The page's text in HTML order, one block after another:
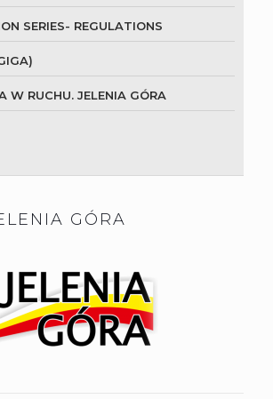
SERIES- REGULATIONS
W RUCHU. JELENIA GÓRA
GÓRA